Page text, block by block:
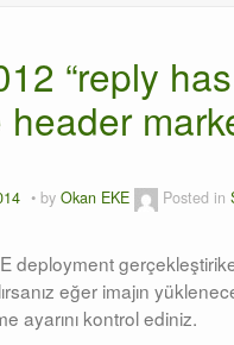
“reply
by Okan EKE Posted in
deployment
eğer imajın
ayarını kontrol ediniz.